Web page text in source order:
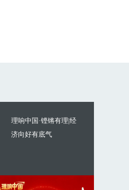
理响中国·铿锵有理|经
济向好有底气